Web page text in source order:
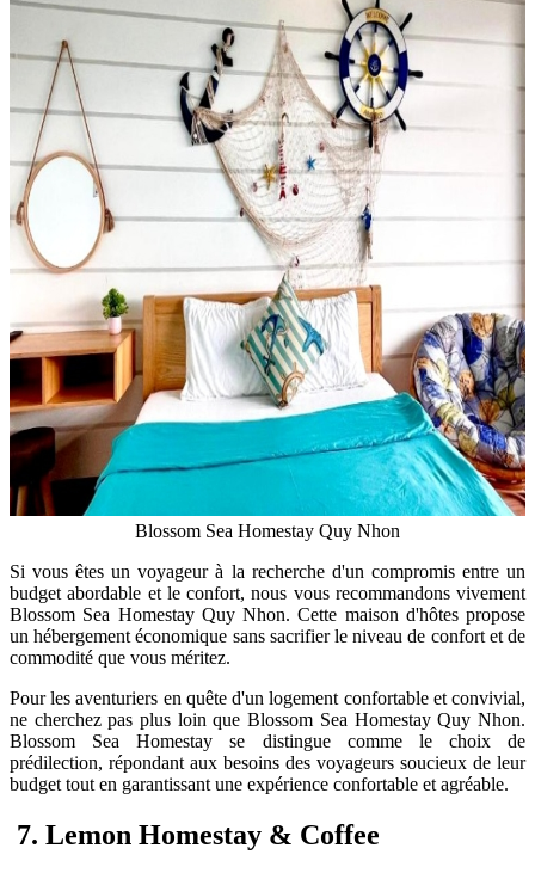
Blossom Sea Homestay Quy Nhon
Si vous êtes un voyageur à la recherche d'un compromis entre un
budget abordable et le confort, nous vous recommandons vivement
Blossom Sea Homestay Quy Nhon. Cette maison d'hôtes propose
un hébergement économique sans sacrifier le niveau de confort et de
commodité que vous méritez.
Pour les aventuriers en quête d'un logement confortable et convivial,
ne cherchez pas plus loin que Blossom Sea Homestay Quy Nhon.
Blossom Sea Homestay se distingue comme le choix de
prédilection, répondant aux besoins des voyageurs soucieux de leur
budget tout en garantissant une expérience confortable et agréable.
7. Lemon Homestay & Coffee